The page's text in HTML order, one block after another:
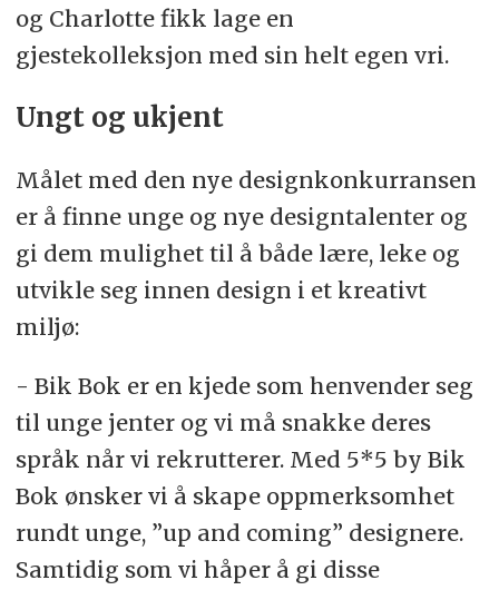
og Charlotte fikk lage en
gjestekolleksjon med sin helt egen vri.
Ungt og ukjent
Målet med den nye designkonkurransen
er å finne unge og nye designtalenter og
gi dem mulighet til å både lære, leke og
utvikle seg innen design i et kreativt
miljø:
- Bik Bok er en kjede som henvender seg
til unge jenter og vi må snakke deres
språk når vi rekrutterer. Med 5*5 by Bik
Bok ønsker vi å skape oppmerksomhet
rundt unge, ”up and coming” designere.
Samtidig som vi håper å gi disse